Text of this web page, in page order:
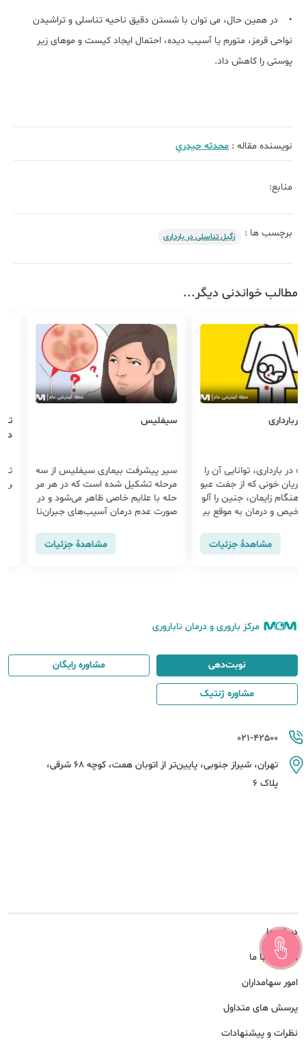
• در همین حال، می توان با شستن دقیق ناحیه تناسلی و تراشیدن
نواحی قرمز، متورم یا آسیب دیده، احتمال ایجاد کیست و موهای زیر
پوستی را کاهش داد.
نویسنده مقاله : محدثه حيدري
منابع:
برچسب ها : زگیل تناسلی در بارداری
مطالب خواندنی دیگر...
توانایی آن را
که از جفت عبو
جنین را آلو
به موقع بی
مشاهدهٔ جزئیات
سیفلیس
سیر پیشرفت بیماری سیفلیس از سه
مرحله تشکیل شده است که در هر مر
حله با علایم خاصی ظاهر می‌شود و در
صورت عدم درمان آسیب‌های جبران‌نا
یفلیس
مشاهدهٔ جزئیات
تبخال و
دکتر
تبخال و
ر افسانه
مرکز باروری و درمان ناباروری
درباره ما
همکاری با ما
امور سهامداران
پرسش های متداول
نظرات و پیشنهادات
021-42500
تهران، شیراز جنوبی، پایین‌تر از اتوبان همت، کوچه 68 شرقی،
پلاک 6
نوبت‌دهی مشاوره رایگان
مشاوره ژنتیک